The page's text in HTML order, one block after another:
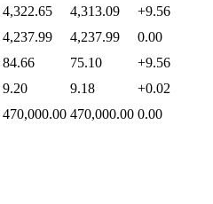
4,322.65 4,313.09
+9.56
4,237.99 4,237.99
0.00
84.66 75.10
+9.56
9.20 9.18
+0.02
470,000.00 470,000.00 0.00